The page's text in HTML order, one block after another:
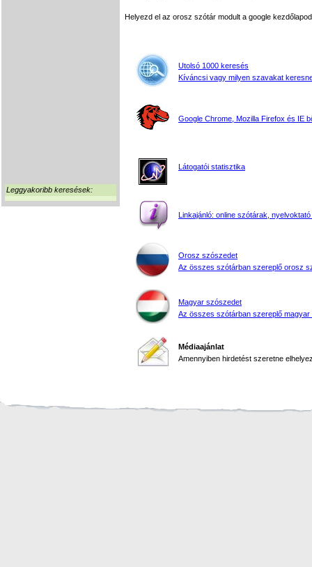
Leggyakoribb keresések:
Helyezd el az orosz szótár modult a google
Utolsó 1000 keresés
Kíváncsi vagy milyen szavakat
Google Chrome, Mozilla Firefox és IE
Látogatói statisztika
Linkajánló: online szótárak, nyelvoktató
Orosz szószedet
Az összes szótárban szereplő orosz
Magyar szószedet
Az összes szótárban szereplő magyar
Médiaajánlat
Amennyiben hirdetést szeretne